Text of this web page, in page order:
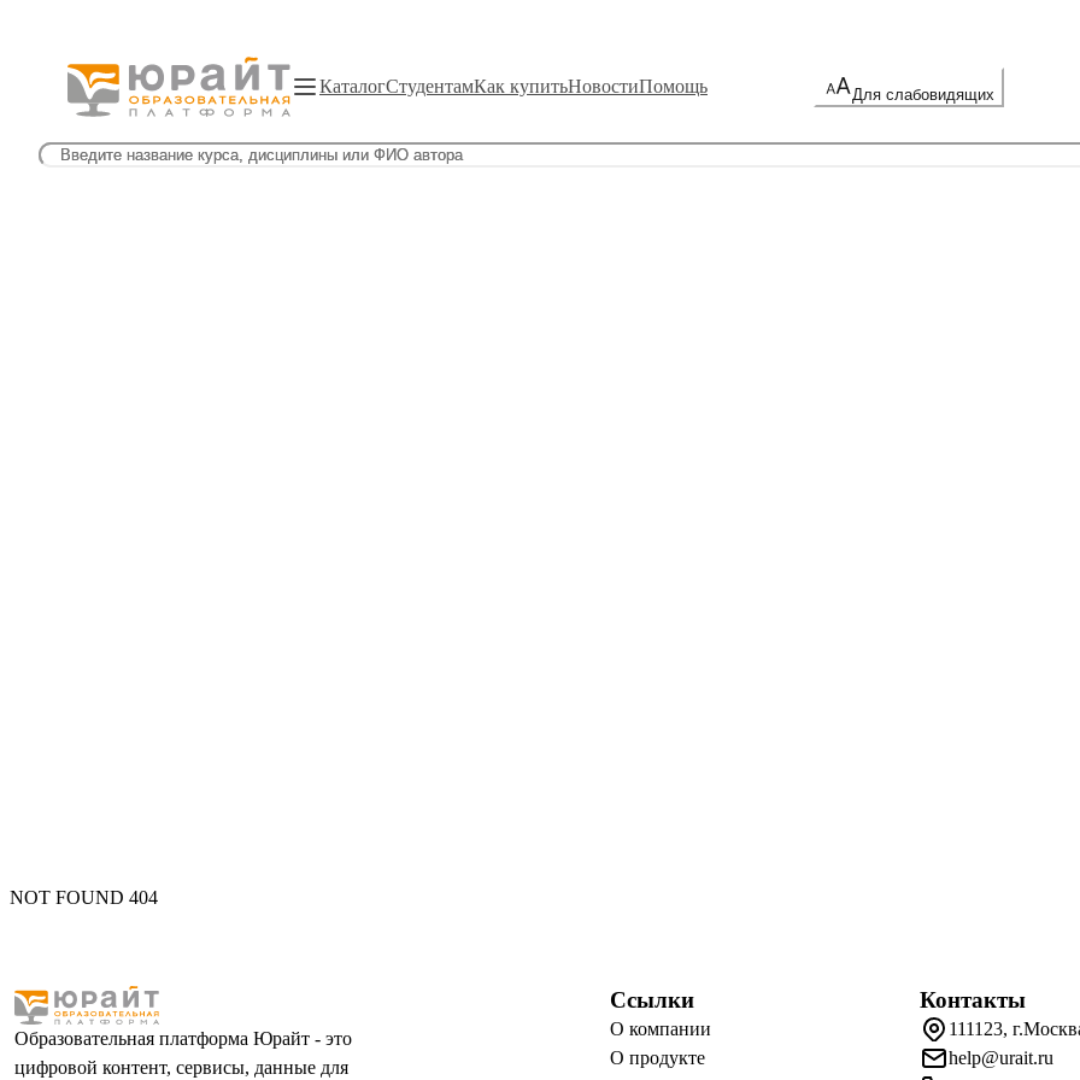
КаталогСтудентамКак купитьНовостиПомощь Для слабовидящих
NOT FOUND 404
Образовательная платформа Юрайт - это
цифровой контент, сервисы, данные для
Ссылки
О компании
О продукте
Контакты
111123,
help@urait.ru